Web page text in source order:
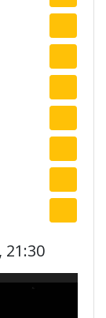
21:30